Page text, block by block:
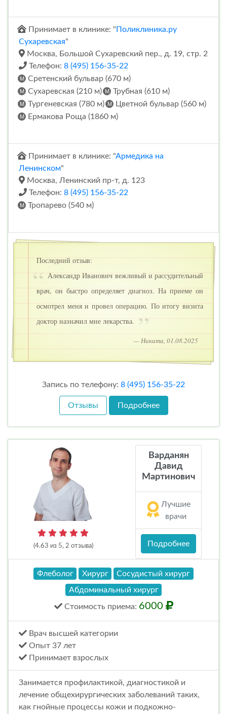
Принимает в клинике: " Поликлиника.ру
Сухаревская"
Москва, Большой Сухаревский пер., д. 19, стр. 2
Телефон: 8 (495) 156-35-22
Сретенский бульвар (670 м)
Сухаревская (210 м)
Трубная (610 м)
Тургеневская (780 м)
Цветной бульвар (560 м)
Ермакова Роща (1860 м)
Принимает в клинике: "Армедика на
Ленинском"
Москва, Ленинский пр-т, д. 123
Телефон: 8 (495) 156-35-22
Тропарево (540 м)
Последний отзыв:
Александр Иванович вежливый и рассудительный
врач, он быстро определяет диагноз. На приеме он
осмотрел меня и провел операцию. По итогу визита
доктор назначил мне лекарства.
— Никита, 01.08.2025
Запись по телефону: 8 (495) 156-35-22
Отзывы Подробнее
(4.63 из 5, 2 отзыва)
Варданян
Давид
Мартинович
Лучшие
врачи
Подробнее
Флеболог Хирург
Сосудистый хирург
Абдоминальный хирург
Стоимость приема: 6000
Врач высшей категории
Опыт 37 лет
Принимает взрослых
Занимается профилактикой, диагностикой и
лечение общехирургических заболеваний таких,
как гнойные процессы кожи и подкожно-